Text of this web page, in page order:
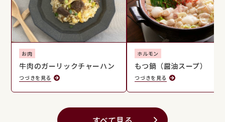
お肉
牛肉のガーリックチャーハン
つづきを見る
ホルモン
もつ鍋（醤油スープ）
つづきを見る